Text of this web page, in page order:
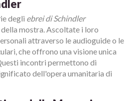
degli ebrei di Schindler
mostra. Ascoltate i loro
attraverso le audioguide o le
che offrono una visione unica
incontri permettono di
dell'opera umanitaria di